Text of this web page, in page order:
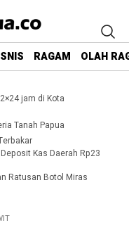
RAGAM OLAH
jam di Kota
Tanah Papua
Kas Daerah Rp23
Ratusan Botol Miras